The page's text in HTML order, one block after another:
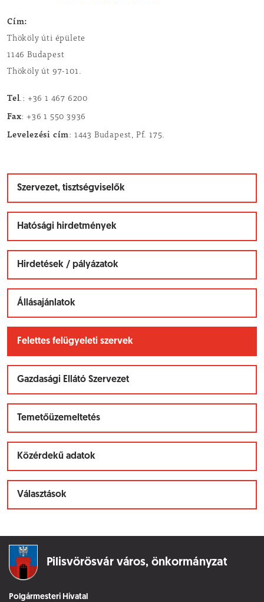
Cím:
Thököly úti épülete
1146 Budapest
Thököly út 97-101.
Tel.: +36 1 467 6200
Fax: +36 1 550 3936
Levelezési cím: 1443 Budapest, Pf. 175.
Szervezet, tisztségviselők
Hatósági hirdetmények
Hirdetések / pályázatok
Állásajánlatok
Felettes felügyeleti szervek
Gazdasági Ellátó Szervezet
Temetőüzemeltetés
Közérdekű adatok
Választások
Pilisvörösvár város, önkormányzat
Polgármesteri Hivatal